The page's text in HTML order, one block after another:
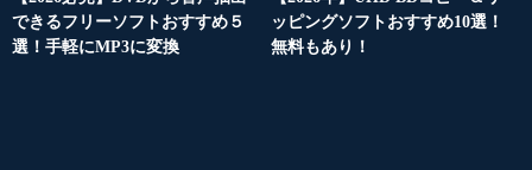
できるフリーソフトおすすめ５
選！手軽にMP3に変換
ッピングソフトおすすめ10選！
無料もあり！